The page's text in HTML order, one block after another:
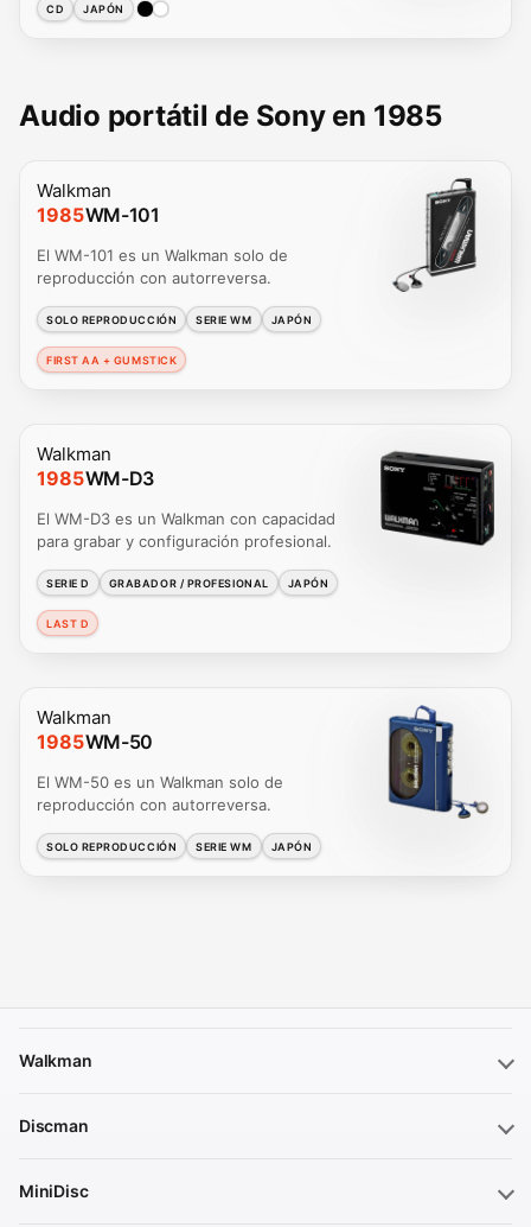
CD JAPÓN
Audio portátil de Sony en 1985
Walkman
1985WM-101
El WM-101 es un Walkman solo de
reproducción con autorreversa.
SOLO REPRODUCCIÓN SERIE WM JAPÓN
FIRST AA + GUMSTICK
Walkman
1985WM-D3
El WM-D3 es un Walkman con capacidad
para grabar y configuración profesional.
SERIE D GRABADOR / PROFESIONAL JAPÓN
LAST D
Walkman
1985WM-50
El WM-50 es un Walkman solo de
reproducción con autorreversa.
SOLO REPRODUCCIÓN SERIE WM JAPÓN
Walkman
Discman
MiniDisc